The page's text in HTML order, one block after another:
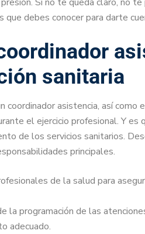
debes conocer para darte
sanitaria
coordinador asistencia, así
el ejercicio profesional. Y
de los servicios sanitarios.
principales.
de la salud para
la programación de las
adecuado.